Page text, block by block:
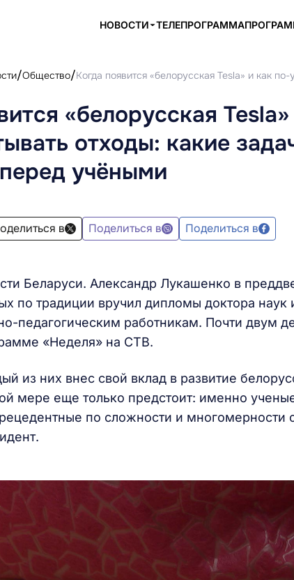
НОВОСТИ ТЕЛЕПРОГРАММА
Общество Когда появится «белорусская Tesla» и как
«белорусская
отходы: какие
учёными
в Поделиться в Поделиться в
Беларуси. Александр Лукашенко в
по традиции вручил дипломы доктора наук
педагогическим работникам. Почти двум
«Неделя» на СТВ.
из них внес свой вклад в развитие
мере еще только предстоит: именно
по сложности и многомерности